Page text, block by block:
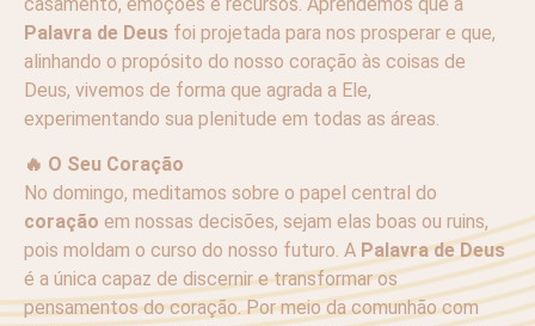
Palavra de Deus foi projetada para nos prosperar e que,
alinhando o propósito do nosso coração às coisas de
Deus, vivemos de forma que agrada a Ele,
experimentando sua plenitude em todas as áreas.
🔥 O Seu Coração
No domingo, meditamos sobre o papel central do
coração em nossas decisões, sejam elas boas ou ruins,
pois moldam o curso do nosso futuro. A Palavra de Deus
é a única capaz de discernir e transformar os
pensamentos do coração. Por meio da comunhão com